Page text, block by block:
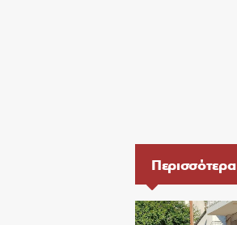
Περισσότερα